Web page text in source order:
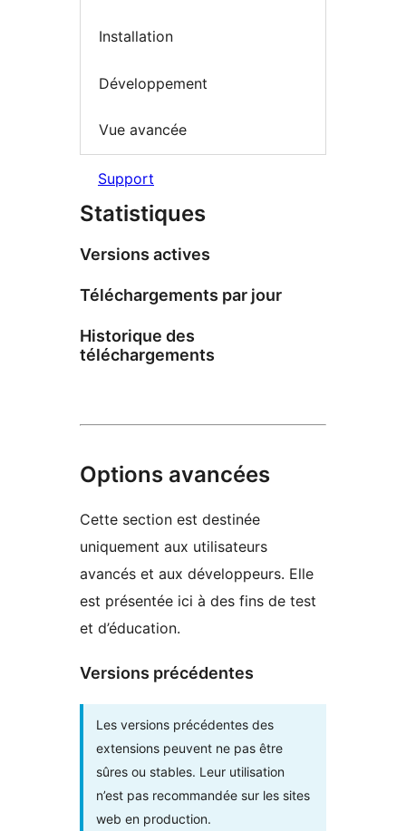
Installation
Développement
Vue avancée
Support
Statistiques
Versions actives
Téléchargements par jour
Historique des
téléchargements
Options avancées
Cette section est destinée
uniquement aux utilisateurs
avancés et aux développeurs. Elle
est présentée ici à des fins de test
et d’éducation.
Versions précédentes
Les versions précédentes des
extensions peuvent ne pas être
sûres ou stables. Leur utilisation
n’est pas recommandée sur les sites
web en production.